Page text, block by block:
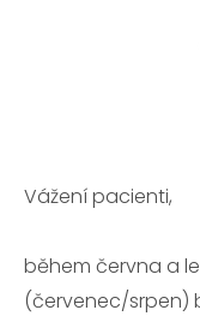
Vážení pacienti,
během června a
(červenec/srpen)